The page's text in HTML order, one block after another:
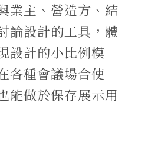
業主、營造方、結
論設計的工具，體
設計的小比例模
各種會議場合使
能做於保存展示用